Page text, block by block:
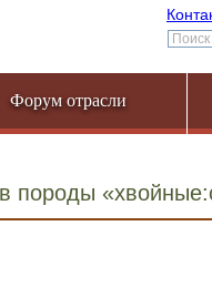
Форум отрасли
породы